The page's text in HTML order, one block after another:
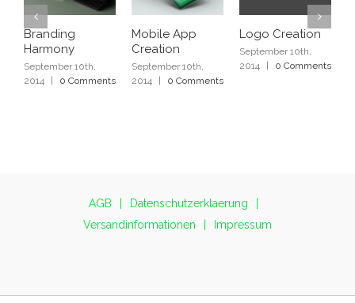
Branding
Harmony
September 10th,
2014
0 Comments
Mobile App
Creation
September 10th,
2014
0 Comments
Logo Creation
September 10th,
2014
0 Comments
AGB
Datenschutzerklaerung
Versandinformationen
Impressum